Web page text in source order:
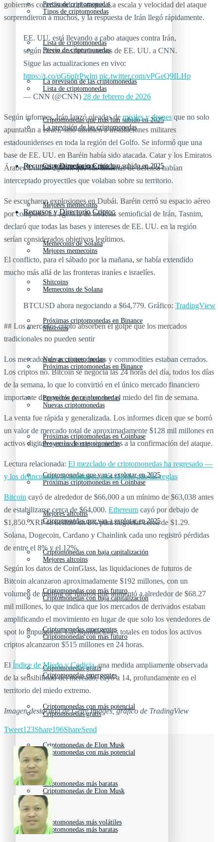
Precio de criptomonedas
Lista de criptomonedas
La previsión de las criptomonedas
Criptomonedas que más han subido en 2025
Recursos y Directorio Cripto
Mejores memecoins
Memecoins de Solana
Shitcoins
Próximas criptomonedas en Binance
Nuevas criptomonedas
Proyectos de criptomonedas
Próximas criptomonedas en Coinbase
Criptomonedas que van a explotar en 2025
Mejores altcoins
Criptomonedas con baja capitalización
Criptomonedas con más futuro
Criptomonedas emergentes
Criptomonedas gratis
Criptomonedas con más potencial
Criptomonedas de Elon Musk
Criptomonedas más baratas
Criptomonedas más volátiles
Tipos de criptomonedas
Precio de criptomonedas
Lista de criptomonedas
La previsión de las criptomonedas
Criptomonedas que más han subido en 2025
Recursos y Directorio Cripto
Mejores memecoins
Memecoins de Solana
Shitcoins
Próximas criptomonedas en Binance
Nuevas criptomonedas
Proyectos de criptomonedas
Próximas criptomonedas en Coinbase
Criptomonedas que van a explotar en 2025
Mejores altcoins
Criptomonedas con baja capitalización
Criptomonedas con más futuro
Criptomonedas emergentes
Criptomonedas gratis
Criptomonedas con más potencial
Criptomonedas de Elon Musk
Criptomonedas más baratas
gobiernos coordinando el ataque. La escala y velocidad del ataque
sorprendieron a muchos, y la respuesta de Irán llegó rápidamente.
EE. UU. está llevando a cabo ataques contra Irán,
según dicen dos funcionarios de EE. UU. a CNN.
Sigue las actualizaciones en vivo:
https://t.co/pG6pfrPwlm pic.twitter.com/vPGeQ9ILHp
— CNN (@CNN) 28 de febrero de 2026
Según informes, Irán lanzó oleadas de misiles y drones que no solo
apuntaban a Israel, sino también a instalaciones militares
estadounidenses en toda la región del Golfo. Se informó que una
base de EE. UU. en Baréin había sido atacada. Catar y los Emiratos
Árabes Unidos dijeron que sus sistemas de defensa habían
interceptado proyectiles que volaban sobre su territorio.
Se escucharon explosiones en Dubái. Baréin cerró su espacio aéreo
por completo. La agencia de noticias semioficial de Irán, Tasnim,
declaró que todas las bases y intereses de EE. UU. en la región
serían considerados objetivos legítimos.
El conflicto, para el sábado por la mañana, se había extendido
mucho más allá de las fronteras iraníes e israelíes.
BTCUSD ahora negociando a $64,779. Gráfico: TradingView
## Los mercados cripto absorben el golpe que los mercados
tradicionales no pueden sentir
Los mercados de acciones, bonos y commodities estaban cerrados.
Los criptos no. Bitcoin se negocia las 24 horas del día, todos los días
de la semana, lo que lo convirtió en el único mercado financiero
importante disponible para absorber el miedo del fin de semana.
La venta fue rápida y generalizada. Los informes dicen que se borró
un valor de mercado total de aproximadamente $128 mil millones en
activos digitales en las horas siguientes a la confirmación del ataque.
Lectura relacionada: El mezclado de criptomonedas ha regresado —
y los delincuentes se adaptaron más rápido que las reglas
Bitcoin cayó de alrededor de $66,000 a un mínimo de $63,038 antes
de estabilizarse cerca de $64,000. Ethereum cayó por debajo de
$1,850. XRP se deslizó un 8% para negociar cerca de $1.29.
Solana, Dogecoin, Cardano y Chainlink cada uno registró pérdidas
de entre el 8% y el 12%.
Según los datos de CoinGlass, las liquidaciones de futuros de
Bitcoin alcanzaron aproximadamente $192 millones, con un
volumen de trading de futuros que aumentó a alrededor de $68.27
mil millones, lo que indica que los mercados de derivados estaban
amplificando el movimiento en lugar de que solo los vendedores de
spot lo impulgaran. Las liquidaciones totales en todos los activos
criptos alcanzaron $515 millones en 24 horas.
El Índice de Miedo y Codicia, una medida ampliamente observada
de la sensibilidad del mercado, cayó a 14, profundamente en el
territorio del miedo extremo.
Imagen destacada de Getty Images, gráfico de TradingView
Tweet123Share196ShareSend